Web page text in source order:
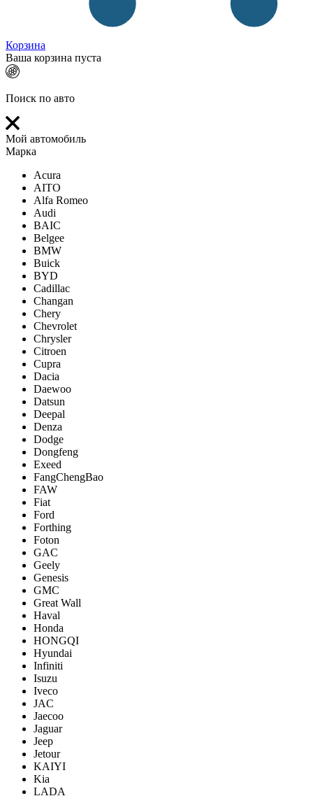
Корзина
Ваша корзина пуста
Поиск по авто
Мой автомобиль
Марка
Acura
AITO
Alfa Romeo
Audi
BAIC
Belgee
BMW
Buick
BYD
Cadillac
Changan
Chery
Chevrolet
Chrysler
Citroen
Cupra
Dacia
Daewoo
Datsun
Deepal
Denza
Dodge
Dongfeng
Exeed
FangChengBao
FAW
Fiat
Ford
Forthing
Foton
GAC
Geely
Genesis
GMC
Great Wall
Haval
Honda
HONGQI
Hyundai
Infiniti
Isuzu
Iveco
JAC
Jaecoo
Jaguar
Jeep
Jetour
KAIYI
Kia
LADA